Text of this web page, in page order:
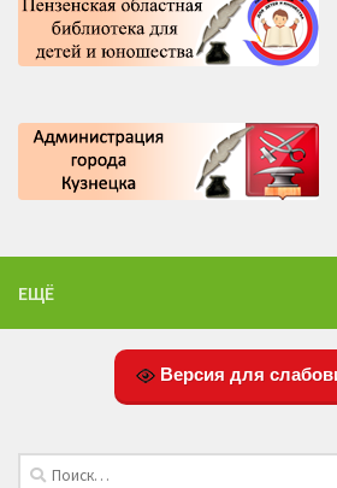
ЕЩЁ
Версия для
Найти: